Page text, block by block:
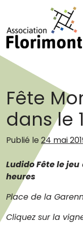
Passer au contenu
Navigation
Fête
dans le
Publié le 24 mai
Ludido Fête le jeu
heures
Place de la
Cliquez sur la